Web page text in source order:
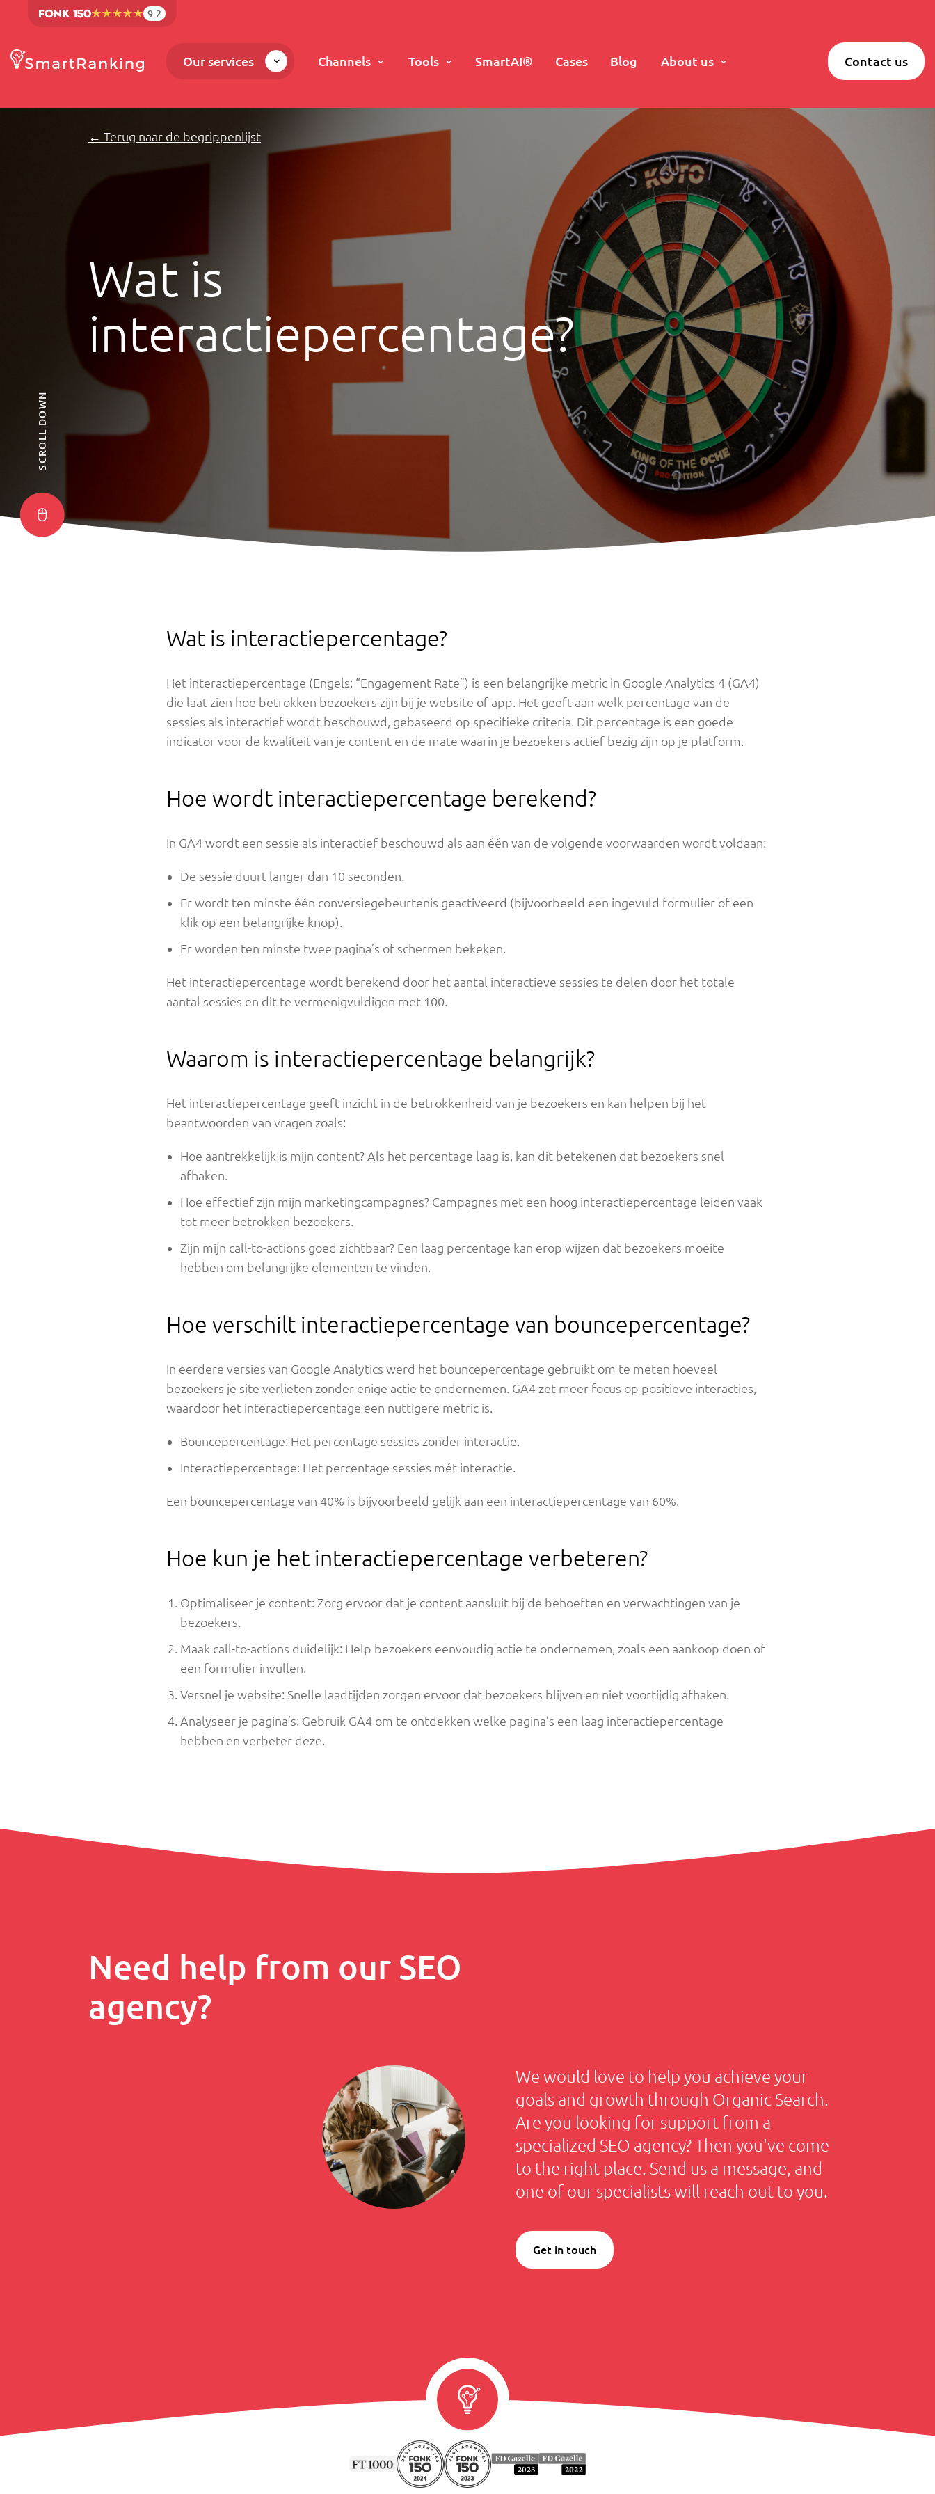
9.2
Our services Channels Tools SmartAI® Cases Blog About us Contact us
SCROLL DOWN
← Terug naar de begrippenlijst
Wat is
interactiepercentage?
Wat is interactiepercentage?
Het interactiepercentage (Engels: “Engagement Rate”) is een belangrijke metric in Google Analytics 4 (GA4)
die laat zien hoe betrokken bezoekers zijn bij je website of app. Het geeft aan welk percentage van de
sessies als interactief wordt beschouwd, gebaseerd op specifieke criteria. Dit percentage is een goede
indicator voor de kwaliteit van je content en de mate waarin je bezoekers actief bezig zijn op je platform.
Hoe wordt interactiepercentage berekend?
In GA4 wordt een sessie als interactief beschouwd als aan één van de volgende voorwaarden wordt voldaan:
De sessie duurt langer dan 10 seconden.
Er wordt ten minste één conversiegebeurtenis geactiveerd (bijvoorbeeld een ingevuld formulier of een
klik op een belangrijke knop).
Er worden ten minste twee pagina’s of schermen bekeken.
Het interactiepercentage wordt berekend door het aantal interactieve sessies te delen door het totale
aantal sessies en dit te vermenigvuldigen met 100.
Waarom is interactiepercentage belangrijk?
Het interactiepercentage geeft inzicht in de betrokkenheid van je bezoekers en kan helpen bij het
beantwoorden van vragen zoals:
Hoe aantrekkelijk is mijn content? Als het percentage laag is, kan dit betekenen dat bezoekers snel
afhaken.
Hoe effectief zijn mijn marketingcampagnes? Campagnes met een hoog interactiepercentage leiden vaak
tot meer betrokken bezoekers.
Zijn mijn call-to-actions goed zichtbaar? Een laag percentage kan erop wijzen dat bezoekers moeite
hebben om belangrijke elementen te vinden.
Hoe verschilt interactiepercentage van bouncepercentage?
In eerdere versies van Google Analytics werd het bouncepercentage gebruikt om te meten hoeveel
bezoekers je site verlieten zonder enige actie te ondernemen. GA4 zet meer focus op positieve interacties,
waardoor het interactiepercentage een nuttigere metric is.
Bouncepercentage: Het percentage sessies zonder interactie.
Interactiepercentage: Het percentage sessies mét interactie.
Een bouncepercentage van 40% is bijvoorbeeld gelijk aan een interactiepercentage van 60%.
Hoe kun je het interactiepercentage verbeteren?
Optimaliseer je content: Zorg ervoor dat je content aansluit bij de behoeften en verwachtingen van je
bezoekers.
Maak call-to-actions duidelijk: Help bezoekers eenvoudig actie te ondernemen, zoals een aankoop doen of
een formulier invullen.
Versnel je website: Snelle laadtijden zorgen ervoor dat bezoekers blijven en niet voortijdig afhaken.
Analyseer je pagina’s: Gebruik GA4 om te ontdekken welke pagina’s een laag interactiepercentage
hebben en verbeter deze.
Need help from our SEO
agency?
We would love to help you achieve your
goals and growth through Organic Search.
Are you looking for support from a
specialized SEO agency? Then you've come
to the right place. Send us a message, and
one of our specialists will reach out to you.
Get in touch